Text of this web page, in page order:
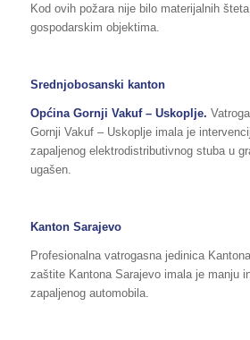
Kod ovih požara nije bilo materijalnih
gospodarskim objektima.
Srednjobosanski kanton
Općina Gornji Vakuf – Uskoplje.
Gornji Vakuf – Uskoplje imala je
zapaljenog elektrodistributivnog stuba u
ugašen.
Kanton Sarajevo
Profesionalna vatrogasna jedinica
zaštite Kantona Sarajevo imala je manju
zapaljenog automobila.